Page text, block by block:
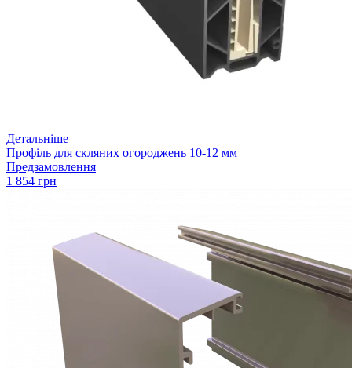
Детальніше
Профіль для скляних огороджень 10-12 мм
Предзамовлення
1 854 грн